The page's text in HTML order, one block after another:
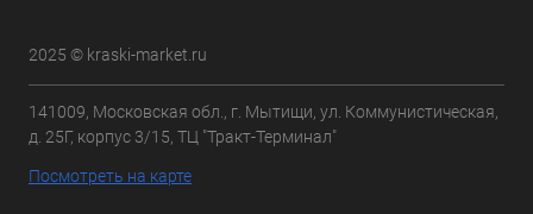
2025 © kraski-market.ru
141009, Московская обл., г. Мытищи, ул. Коммунистическая,
д. 25Г, корпус 3/15, ТЦ "Тракт-Терминал"
Посмотреть на карте